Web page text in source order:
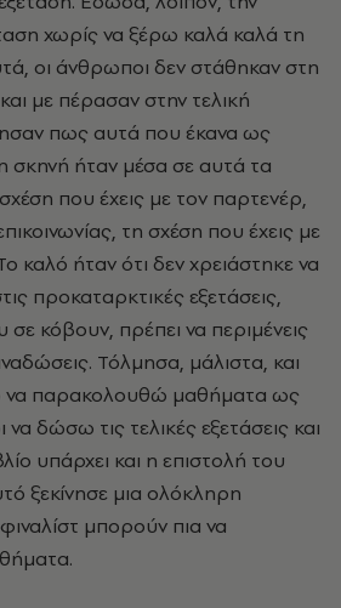
χωρίς να ξέρω καλά καλά τη
οι άνθρωποι δεν στάθηκαν στη
με πέρασαν στην τελική
πως αυτά που έκανα ως
σκηνή ήταν μέσα σε αυτά τα
που έχεις με τον παρτενέρ,
τη σχέση που έχεις με
καλό ήταν ότι δεν χρειάστηκε να
προκαταρκτικές εξετάσεις,
κόβουν, πρέπει να περιμένεις
Τόλμησα, μάλιστα, και
να παρακολουθώ μαθήματα ως
δώσω τις τελικές εξετάσεις και
υπάρχει και η επιστολή του
ξεκίνησε μια ολόκληρη
μπορούν πια να